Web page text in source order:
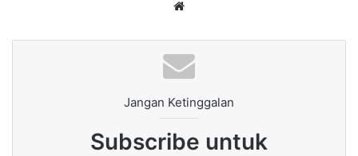
Jangan Ketinggalan
Subscribe untuk